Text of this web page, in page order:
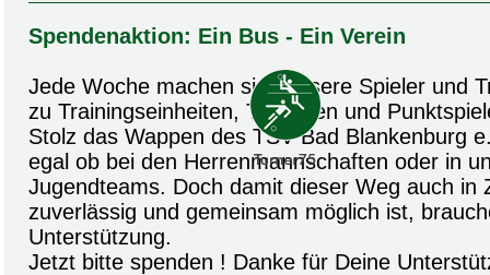
Spendenaktion: Ein Bus - Ein Verein
Jede Woche machen sich unsere Spieler und
zu Trainingseinheiten, Turnieren und
Stolz das Wappen des TSV Bad Blankenburg
egal ob bei den Herrenmannschaften oder in
Jugendteams. Doch damit dieser Weg auch in
zuverlässig und gemeinsam möglich ist,
Unterstützung.
Jetzt bitte spenden ! Danke für Deine